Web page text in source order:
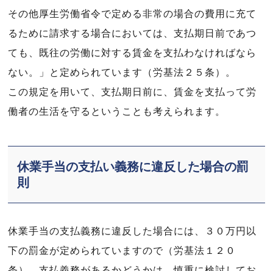
その他厚生労働省令で定める非常の場合の費用に充て
るために請求する場合においては、支払期日前であつ
ても、既往の労働に対する賃金を支払わなければなら
ない。」と定められています（労基法２５条）。
この規定を用いて、支払期日前に、賃金を支払って労
働者の生活を守るということも考えられます。
休業手当の支払い義務に違反した場合の罰
則
休業手当の支払義務に違反した場合には、３０万円以
下の罰金が定められていますので（労基法１２０